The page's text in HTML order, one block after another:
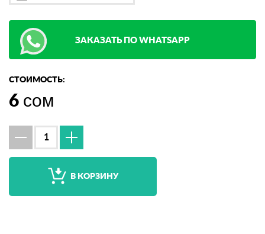
ЗАКАЗАТЬ ПО WHATSAPP
СТОИМОСТЬ:
6 сом
В КОРЗИНУ